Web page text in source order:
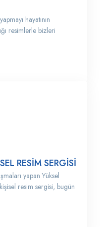
hayatının
resimlerle bizleri
RESİM SERGİSİ
yapan Yüksel
resim sergisi, bugün